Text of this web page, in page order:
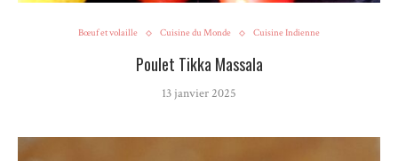
Bœuf et volaille Cuisine du Monde Cuisine Indienne
Poulet Tikka Massala
13 janvier 2025